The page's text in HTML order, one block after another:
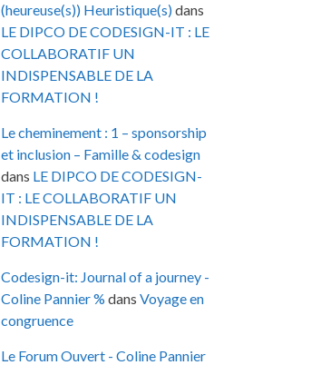
(heureuse(s)) Heuristique(s)dans
LE DIPCO DE CODESIGN-IT : LE
COLLABORATIF UN
INDISPENSABLE DE LA
FORMATION !
Le cheminement : 1 – sponsorship
et inclusion – Famille & codesign
dans LE DIPCO DE CODESIGN-
IT : LE COLLABORATIF UN
INDISPENSABLE DE LA
FORMATION !
Codesign-it: Journal of a journey -
Coline Pannier % dans Voyage en
congruence
Le Forum Ouvert - Coline Pannier